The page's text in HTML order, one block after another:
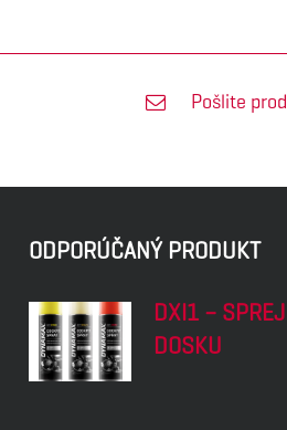
Pošlite
ODPORÚČANÝ PRODUKT
DXI1 –
DOSKU